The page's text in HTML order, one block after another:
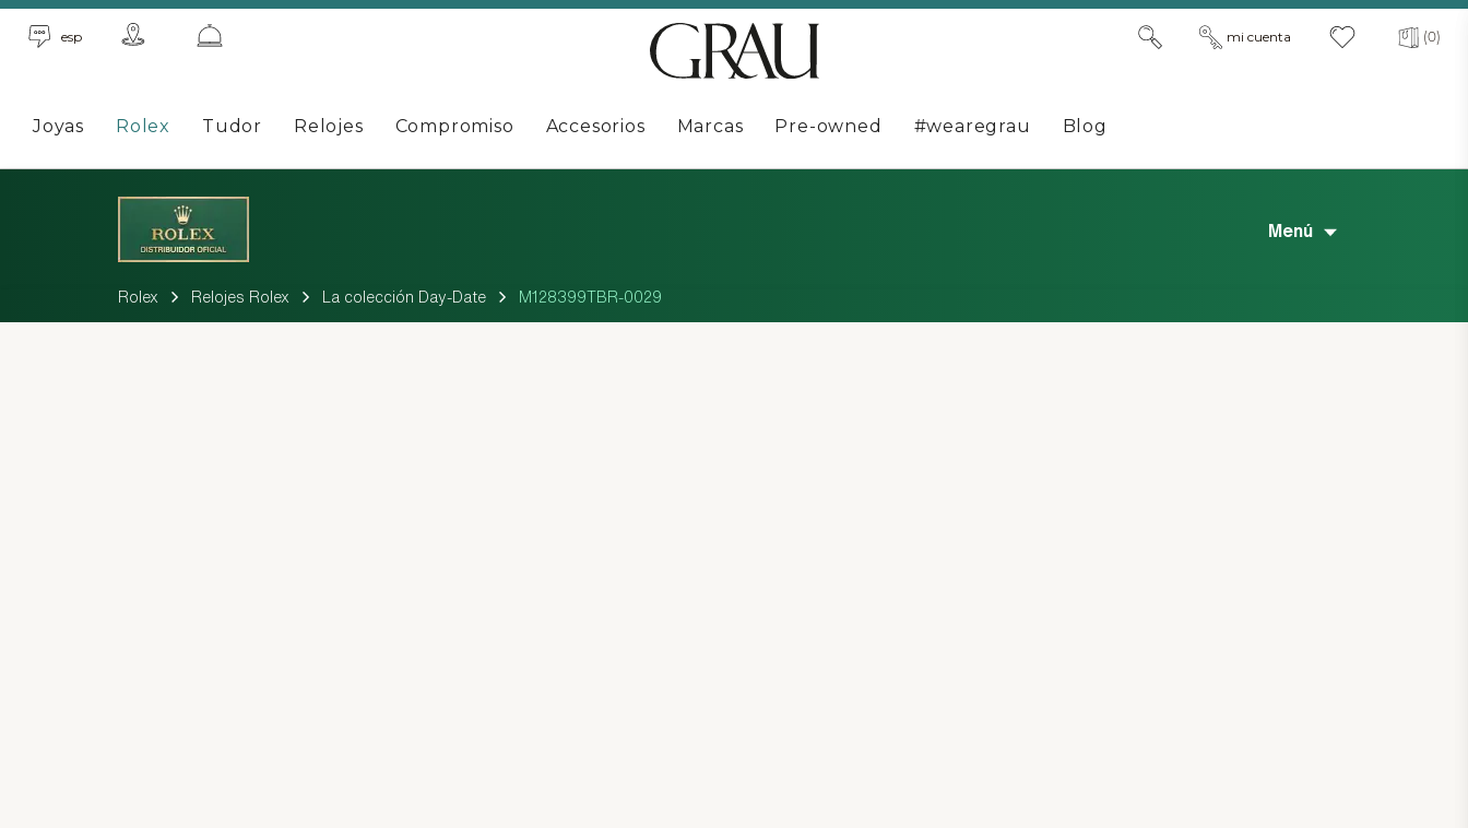
esp (0)
mi cuenta
Joyas Rolex Tudor Relojes Compromiso Accesorios Marcas Pre-owned #wearegrau Blog
Menú
Rolex Relojes Rolex La colección Day-Date M128399TBR-0029